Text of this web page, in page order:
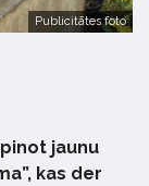
Publicitātes foto
jaunu
kas der